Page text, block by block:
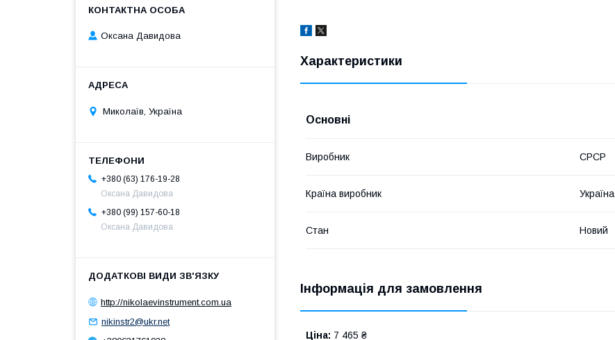
Характеристики
Основні
Виробник СРСР
Країна виробник Україна
Стан Новий
Інформація для замовлення
Ціна: 7 465 ₴
Оксана Давидова
Миколаїв, Україна
+380 (63) 176-19-28
Оксана Давидова
+380 (99) 157-60-18
Оксана Давидова
http://nikolaevinstrument.com.ua
nikinstr2@ukr.net